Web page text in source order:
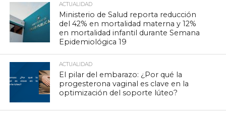
ACTUALIDAD
Ministerio de Salud reporta reducción
del 42% en mortalidad materna y 12%
en mortalidad infantil durante Semana
Epidemiológica 19
ACTUALIDAD
El pilar del embarazo: ¿Por qué la
progesterona vaginal es clave en la
optimización del soporte lúteo?